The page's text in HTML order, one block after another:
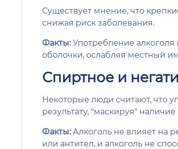
Существует мнение, что
снижая риск заболевания.
Факты:Употребление алкоголя
оболочки, ослабляя местный
Спиртное и
Некоторые люди считают, что
результату, "маскируя"
Факты:Алкоголь не влияет на
или антител, и алкоголь не